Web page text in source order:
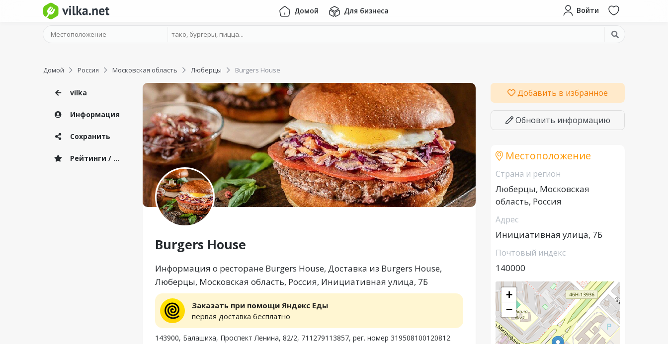
Домой Для бизнеса Войти
Домой Россия Московская область Люберцы Burgers House
vilka
Информация
Сохранить
Рейтинги / Отзывы
Burgers House
Информация о ресторане Burgers House, Доставка из Burgers House,
Люберцы, Московская область, Россия, Инициативная улица, 7Б
Заказать при помощи Яндекс Еды
первая доставка бесплатно
143900, Балашиха, Проспект Ленина, 82/2, 711279113857, рег. номер 319508100120812
Добавить в избранное
Обновить информацию
Местоположение
Страна и регион
Люберцы, Московская
область, Россия
Адрес
Инициативная улица, 7Б
Почтовый индекс
140000
+
−